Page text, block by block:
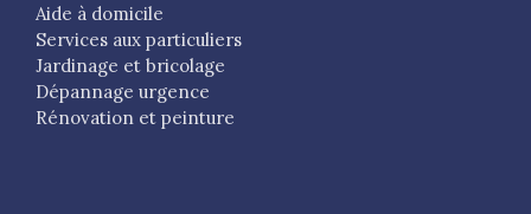
Aide à domicile
Services aux particuliers
Jardinage et bricolage
Dépannage urgence
Rénovation et peinture